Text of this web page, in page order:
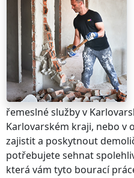
řemeslné službyv
Karlovarském kraji, nebo v
zajistit a poskytnout
potřebujete sehnat
která vám tyto bourací